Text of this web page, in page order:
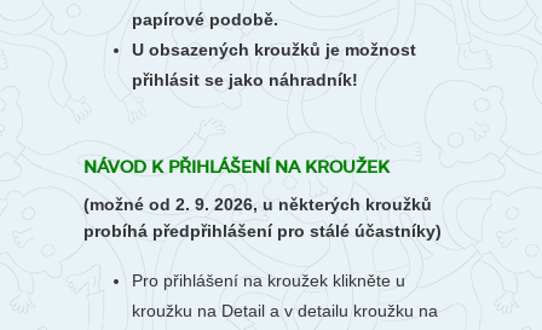
papírové podobě.
U obsazených kroužků je možnost
přihlásit se jako náhradník!
NÁVOD K PŘIHLÁŠENÍ NA KROUŽEK
(možné od 2. 9. 2026, u některých kroužků
probíhá předpřihlášení pro stálé účastníky)
Pro přihlášení na kroužek klikněte u
kroužku na Detail a v detailu kroužku na